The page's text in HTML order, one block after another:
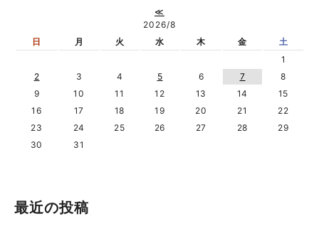
≪
2026/8
日
月 火 水 木 金
土
1
2
3 4 5 6 7
8
9
10 11 12 13 14
15
16
17 18 19 20 21
22
23
24 25 26 27 28
29
30
31
最近の投稿